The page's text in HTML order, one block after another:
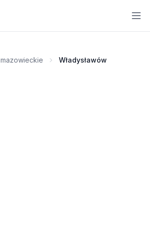
mazowieckie Władysławów